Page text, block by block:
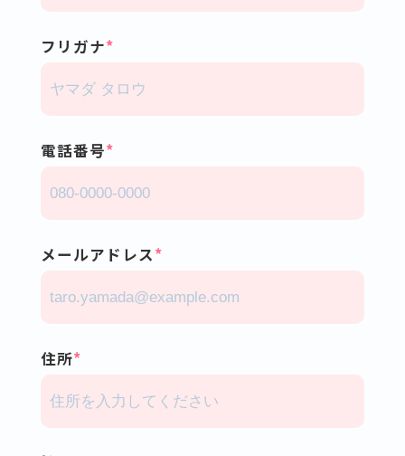
フリガナ
電話番号
メールアドレス
住所